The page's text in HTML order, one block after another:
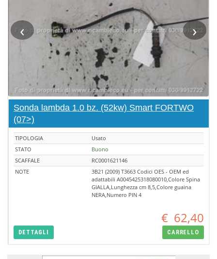
‹ ›
Sonda lambda 1.0 bz. (52kw) Smart FORTWO
(07>)
TIPOLOGIA
Usato
STATO
Buono
SCAFFALE
RC0001621146
NOTE
3B21 (2009) T3663 Codici OES - OEM ed
adattabili A0045425318080010,Colore Spina
GIALLA,Lunghezza cm 8,5,Colore guaina
NERA,Numero PIN 4
€ 62,40
DETTAGLI CARRELLO